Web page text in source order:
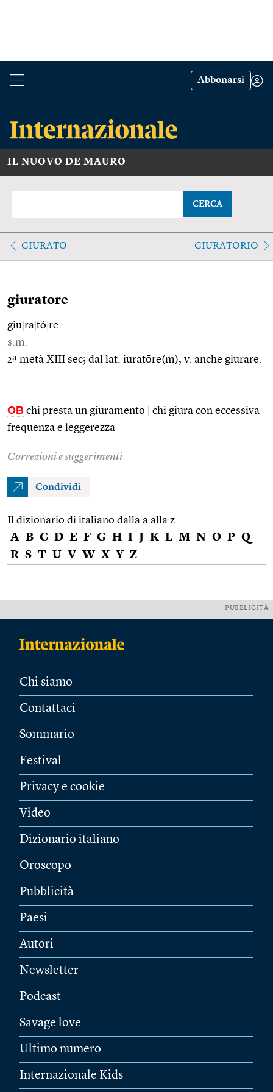
Abbonarsi
IL NUOVO DE MAURO
CERCA
GIURATO GIURATORIO
giuratore
giu ra tó re
s.m.
2ª metà XIII sec; dal lat. iuratōre(m), v. anche giurare.
OB chi presta un giuramento
chi giura con eccessiva
frequenza e leggerezza
Correzioni e suggerimenti
Condividi
Il dizionario di italiano dalla a alla z
A B C D E F G H I J K L M N O P Q
R S T U V W X Y Z
PUBBLICITÀ
Chi siamo
Contattaci
Sommario
Festival
Privacy e cookie
Video
Dizionario italiano
Oroscopo
Pubblicità
Paesi
Autori
Newsletter
Podcast
Savage love
Ultimo numero
Internazionale Kids